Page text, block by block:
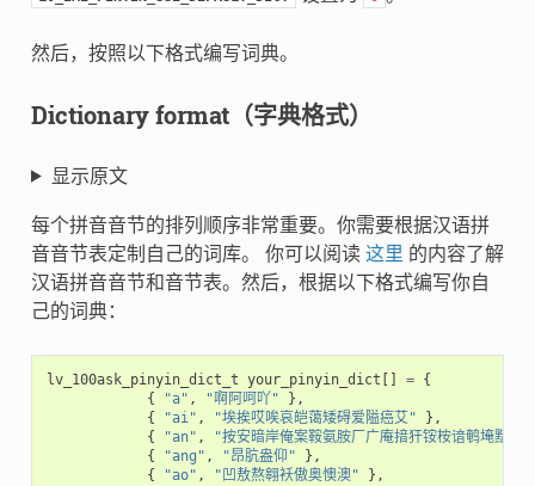
然后，按照以下格式编写词典。
Dictionary format（字典格式）
显示原文
每个拼音音节的排列顺序非常重要。你需要根据汉语拼
音音节表定制自己的词库。 你可以阅读 这里 的内容了解
汉语拼音音节和音节表。然后，根据以下格式编写你自
己的词典：
lv_100ask_pinyin_dict_t your_pinyin_dict [] = {
{
"a" , "啊阿呵吖"
},
{
"ai" , "埃挨哎唉哀皑蔼矮碍爱隘癌艾"
},
{
"an" , "按安暗岸俺案鞍氨胺厂广庵揞犴铵桉谙鹌埯黯"
{
"ang" , "昂肮盎仰"
},
{
"ao" , "凹敖熬翱袄傲奥懊澳"
},